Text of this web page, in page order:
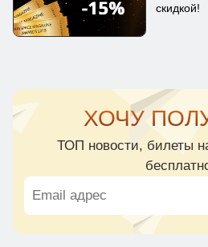
скидкой!
ХОЧУ
ТОП новости, билеты